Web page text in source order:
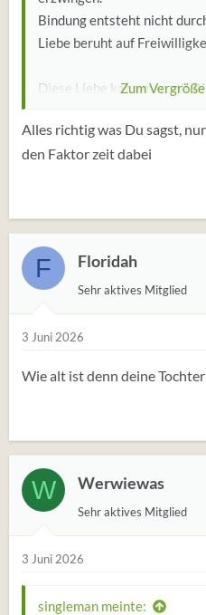
Bindung entsteht nicht
Liebe beruht auf
Diese Liebe kann man mit
besiegeln.
Doch vorher muss sie
Sonst wird sich kaum eine
Zum
Alles richtig was Du sagst,
den Faktor zeit dabei
F Floridah
Sehr aktives Mitglied
3 Juni 2026
Wie alt ist denn deine
W Werwiewas
Sehr aktives Mitglied
3 Juni 2026
singleman meinte: